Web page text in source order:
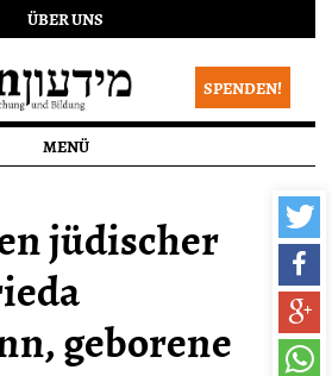
ÜBER UNS
SPENDEN!
MENÜ
jüdischer
geborene